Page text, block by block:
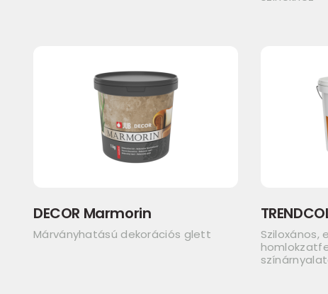
DECOR Marmorin
Márványhatású dekorációs glett
Sziloxános,